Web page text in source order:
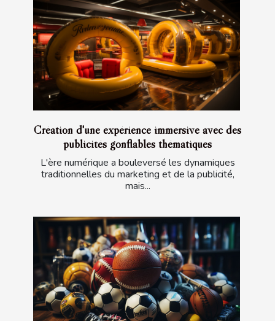
Création d'une expérience immersive avec des
publicités gonflables thématiques
L'ère numérique a bouleversé les dynamiques
traditionnelles du marketing et de la publicité,
mais...